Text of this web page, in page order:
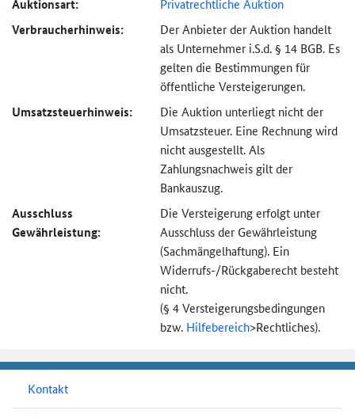
Auktionsart: Privatrechtliche Auktion
Verbraucher­hinweis:
Der Anbieter der Auktion handelt
als Unternehmer i.S.d. § 14 BGB. Es
gelten die Bestimmungen für
öffentliche Versteigerungen.
Umsatzsteuer­hinweis:
Die Auktion unterliegt nicht der
Umsatzsteuer. Eine Rechnung wird
nicht ausgestellt. Als
Zahlungsnachweis gilt der
Bankauszug.
Ausschluss
Gewährleistung:
Die Versteigerung erfolgt unter
Ausschluss der Gewährleistung
(Sachmängel­haftung). Ein
Widerrufs-/Rückgaberecht besteht
nicht.
(§ 4 Versteigerungs­bedingungen
bzw. Hilfebereich>Rechtliches).
Kontakt